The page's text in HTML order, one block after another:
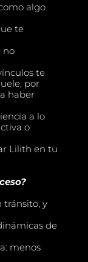
algo
te
no
te
por
haber
a lo
o
Lilith en tu
tránsito, y
de
menos